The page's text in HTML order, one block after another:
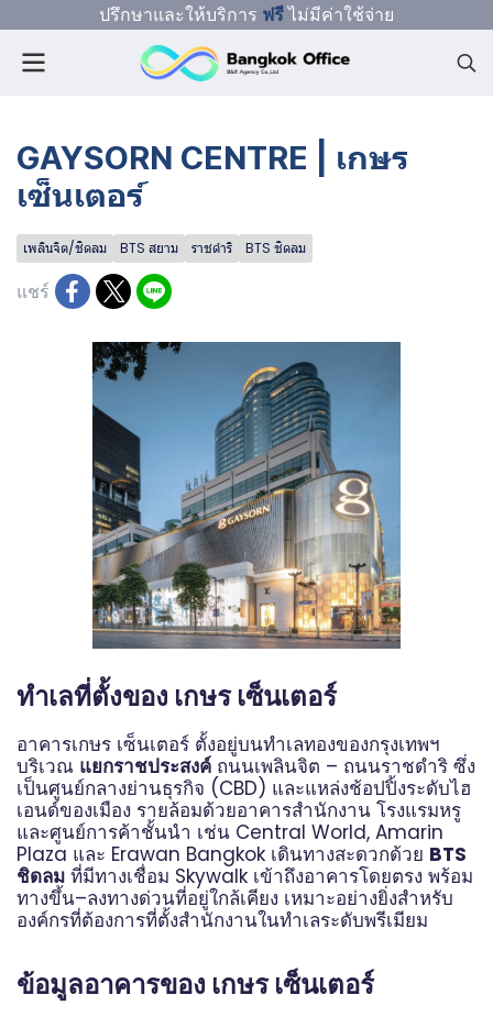
ปรึกษาและให้บริการ ฟรีไม่มีค่าใช้จ่าย
GAYSORN CENTRE | เกษร
เซ็นเตอร์
เพลินจิต/ชิดลม BTS สยาม ราชดำริ BTS ชิดลม
แชร์
ทำเลที่ตั้งของ เกษร เซ็นเตอร์
อาคารเกษร เซ็นเตอร์ ตั้งอยู่บนทำเลทองของกรุงเทพฯ
บริเวณ แยกราชประสงค์ ถนนเพลินจิต – ถนนราชดำริ ซึ่ง
เป็นศูนย์กลางย่านธุรกิจ (CBD) และแหล่งช้อปปิ้งระดับไฮ
เอนด์ของเมือง รายล้อมด้วยอาคารสำนักงาน โรงแรมหรู
และศูนย์การค้าชั้นนำ เช่น Central World, Amarin
Plaza และ Erawan Bangkok เดินทางสะดวกด้วย BTS
ชิดลม ที่มีทางเชื่อม Skywalk เข้าถึงอาคารโดยตรง พร้อม
ทางขึ้น–ลงทางด่วนที่อยู่ใกล้เคียง เหมาะอย่างยิ่งสำหรับ
องค์กรที่ต้องการที่ตั้งสำนักงานในทำเลระดับพรีเมียม
ข้อมูลอาคารของ เกษร เซ็นเตอร์